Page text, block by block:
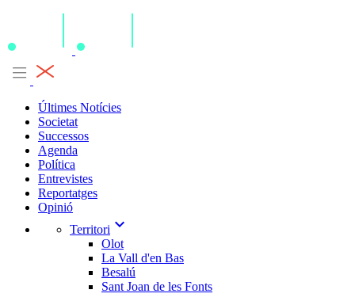
Últimes Notícies
Societat
Successos
Agenda
Política
Entrevistes
Reportatges
Opinió
Territori expand_more
Olot
La Vall d'en Bas
Besalú
Sant Joan de les Fonts